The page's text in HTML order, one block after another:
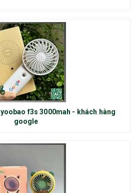
f3s 3000mah - khách hàng
google